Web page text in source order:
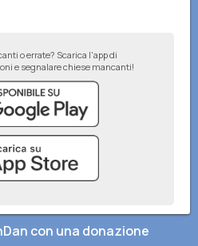
o errate? Scarica l'app di
e segnalare chiese mancanti!
Policy–Inserisci sul tuo sito web
con una donazione